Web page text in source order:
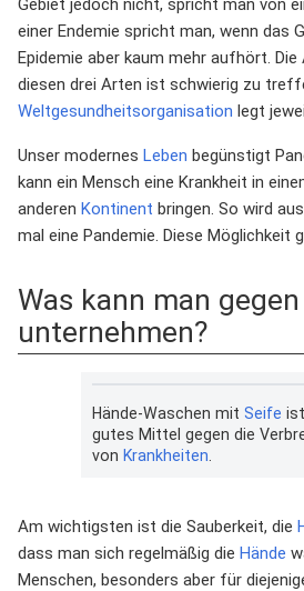
Gebiet jedoch nicht, spricht man von
einer Endemie spricht man, wenn das
Epidemie aber kaum mehr aufhört.
diesen drei Arten ist schwierig zu
Weltgesundheitsorganisation legt
Unser modernes Leben begünstigt
kann ein Mensch eine Krankheit in
anderen Kontinent bringen. So wird
mal eine Pandemie. Diese Möglichkeit
Was kann man
unternehmen?
Hände-Waschen mit Seife
gutes Mittel gegen die
von Krankheiten
Am wichtigsten ist die Sauberkeit, die
dass man sich regelmäßig die Hände
Menschen, besonders aber für